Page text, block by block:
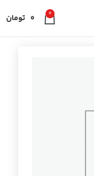
0
0 تومان